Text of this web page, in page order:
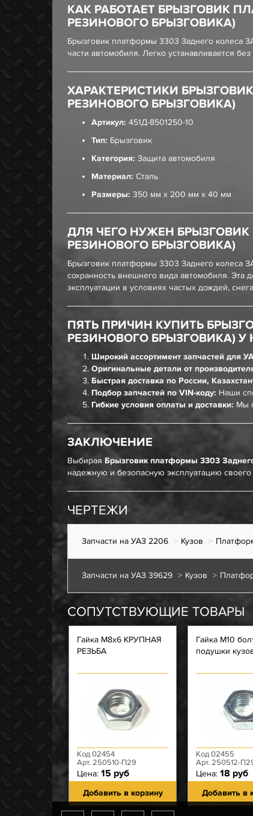
КАК РАБОТАЕТ БРЫЗГОВИК
РЕЗИНОВОГО БРЫЗГОВИКА)
Брызговик платформы 3303 Заднего колеса
части автомобиля. Легко устанавливается
ХАРАКТЕРИСТИКИ
РЕЗИНОВОГО БРЫЗГОВИКА)
Артикул: 451Д-8501250-10
Тип: Брызговик
Категория: Защита автомобиля
Материал: Сталь
Размеры: 350 мм x 200 мм x 40 мм
ДЛЯ ЧЕГО НУЖЕН
РЕЗИНОВОГО БРЫЗГОВИКА)
Брызговик платформы 3303 Заднего колеса
сохранность внешнего вида автомобиля.
эксплуатации в условиях частых дождей,
ПЯТЬ ПРИЧИН КУПИТЬ
РЕЗИНОВОГО БРЫЗГОВИКА) У
Широкий ассортимент запчастей для
Оригинальные детали от
Быстрая доставка по России,
Подбор запчастей по VIN-коду: Наши
Гибкие условия оплаты и доставки: Мы
ЗАКЛЮЧЕНИЕ
Выбирая Брызговик платформы 3303
надежную и безопасную эксплуатацию
ЧЕРТЕЖИ
Запчасти на УАЗ 2206 Кузов
Запчасти на УАЗ 39629 Кузов
СОПУТСТВУЮЩИЕ ТОВАРЫ
Гайка М8х6 КРУПНАЯ
РЕЗЬБА
Код 02454
Арт. 250510-П29
Цена: 15 руб
Добавить в корзину
Гайка М10
подушки
Код 02455
Арт. 250512-
Цена: 18 руб
Добавить в